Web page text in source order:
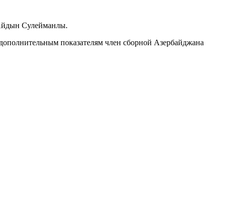
Сулейманлы.
показателям член сборной Азербайджана